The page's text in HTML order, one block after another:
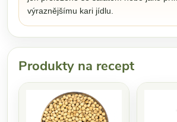
výraznějšímu kari jídlu.
Produkty na recept